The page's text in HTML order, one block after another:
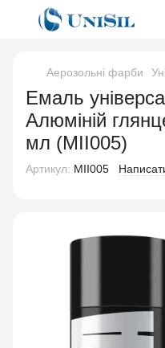
Аерозольні фарби
Емаль
Алюміній
мл (MII005)
Артикул: MII005